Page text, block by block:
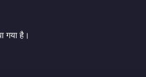
गया है।